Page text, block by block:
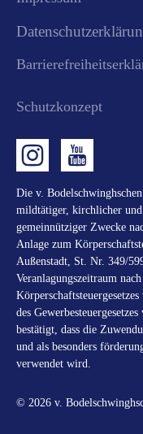
Schutzkonzept
Die v.
mildtätiger, kirchlicher und
gemeinnütziger Zwecke
Anlage zum
Außenstadt, St. Nr. 349/
Veranlagungszeitraum
des
bestätigt, dass die
und als besonders
verwendet wird.
© 2026 v.